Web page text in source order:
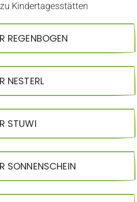
Kindertagesstätten
REGENBOGEN
NESTERL
STUWI
SONNENSCHEIN